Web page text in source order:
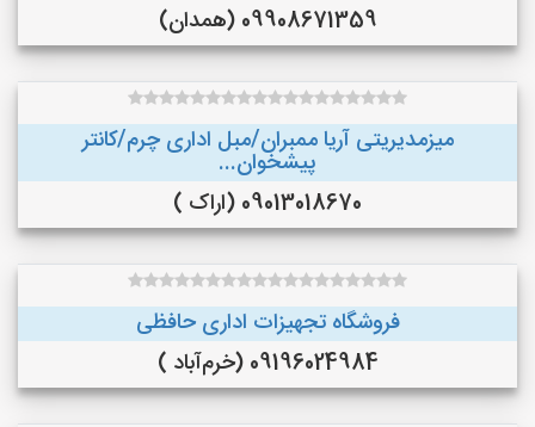
09908671359 (همدان)
میزمدیریتی آریا ممبران/مبل اداری چرم/کانتر
پیشخوان...
09013018670 (اراک )
فروشگاه تجهیزات اداری حافظی
09196024984 (خرم‌آباد )